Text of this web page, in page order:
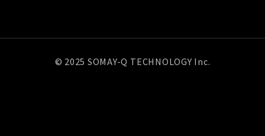
© 2025 SOMAY-Q TECHNOLOGY Inc.